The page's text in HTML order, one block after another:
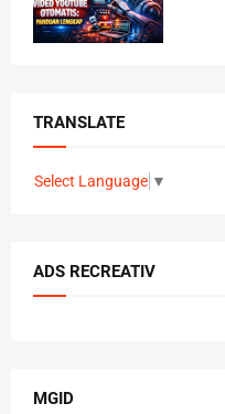
TRANSLATE
Select Language ▼
ADS RECREATIV
MGID